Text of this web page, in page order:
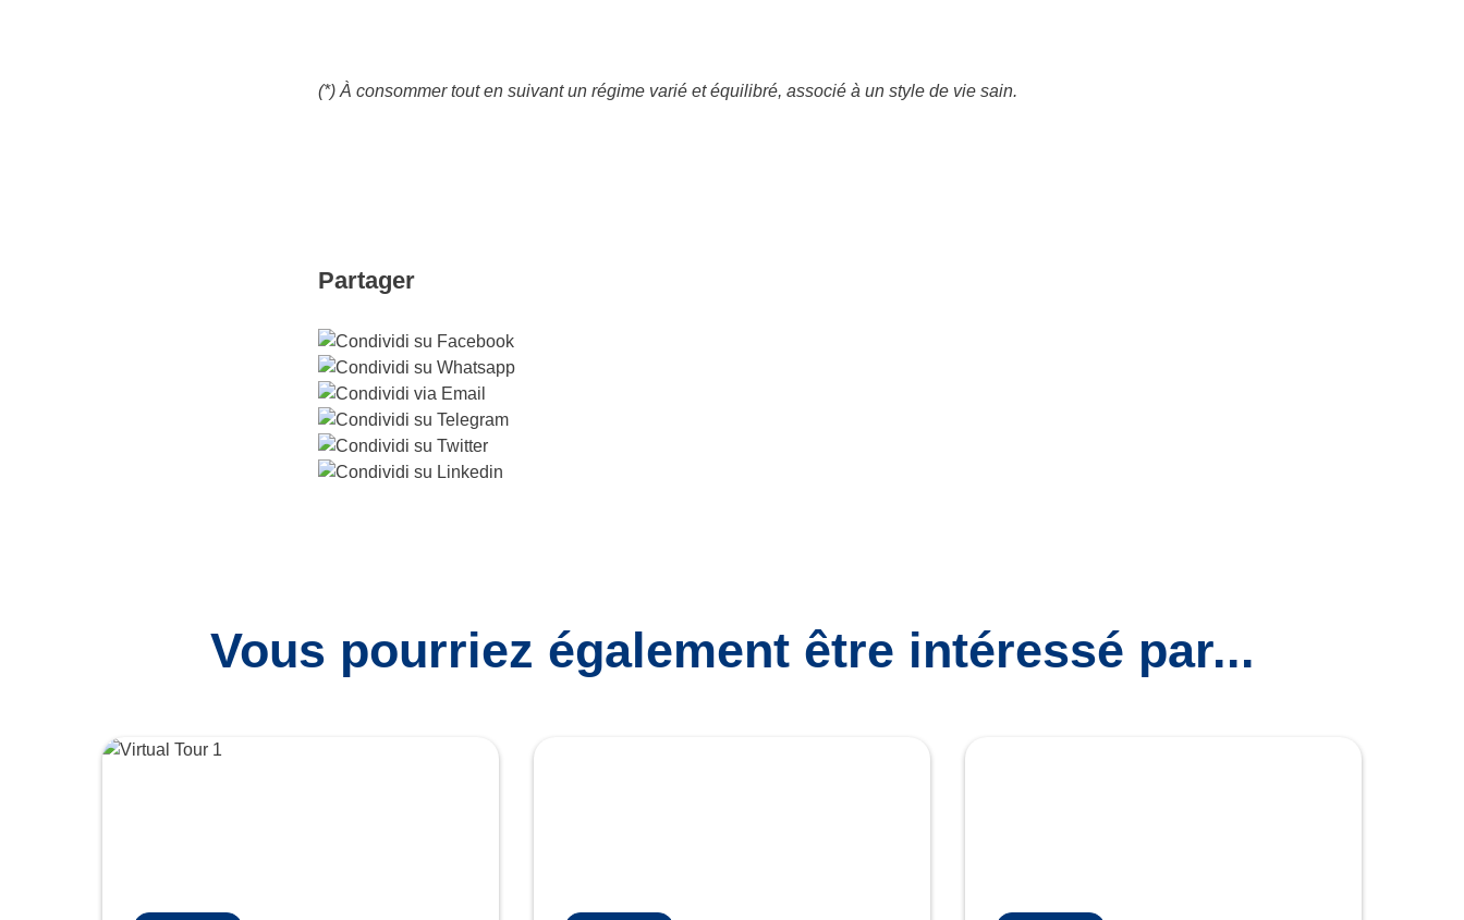
(*) À consommer tout en suivant un régime varié et équilibré, associé à un style de vie sain.
Partager
Vous pourriez également être intéressé par...